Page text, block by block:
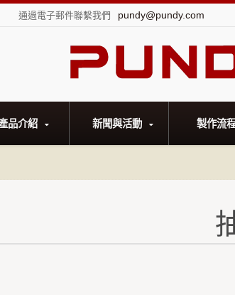
通過電子郵件聯繫我們 pundy@pundy.com
品介紹 新聞與活動 製作流